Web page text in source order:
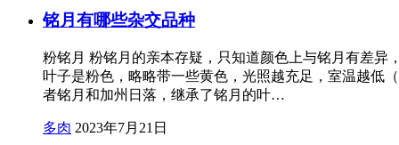
铭月有哪些杂交品种
粉铭月 粉铭月的亲本存疑，只知道颜色上与铭月有差
叶子是粉色，略略带一些黄色，光照越充足，室温越低
者铭月和加州日落，继承了铭月的叶…
多肉 2023年7月21日